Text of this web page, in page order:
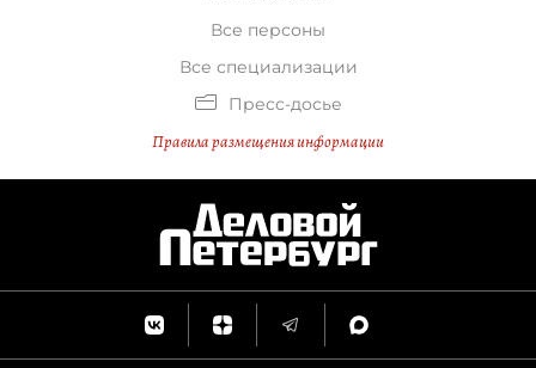
Все персоны
Все специализации
Пресс-досье
Правила размещения информации